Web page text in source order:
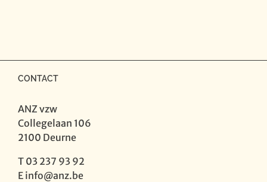
CONTACT
ANZ vzw
Collegelaan 106
2100 Deurne
T 03 237 93 92
E info@anz.be